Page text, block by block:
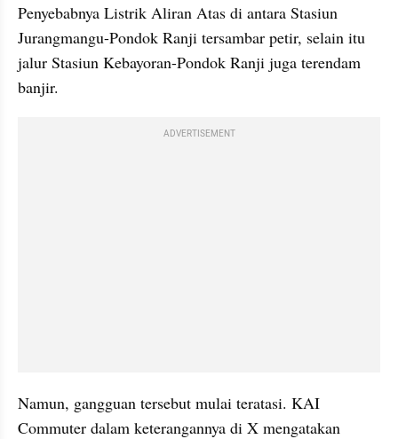
Penyebabnya Listrik Aliran Atas di antara Stasiun
Jurangmangu-Pondok Ranji tersambar petir, selain itu
jalur Stasiun Kebayoran-Pondok Ranji juga terendam
banjir.
ADVERTISEMENT
Namun, gangguan tersebut mulai teratasi. KAI
Commuter dalam keterangannya di X mengatakan